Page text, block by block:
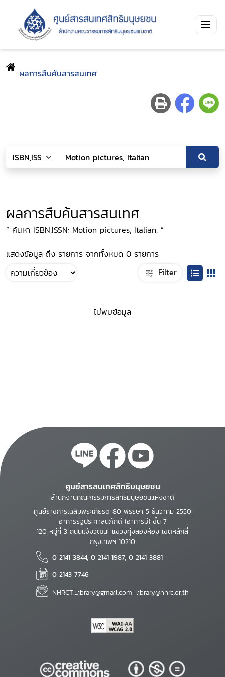
ผลการสืบค้นสารสนเทศ
ผลการสืบค้นสารสนเทศ
“ ค้นหา ISBN,ISSN: Motion pictures, Italian, ”
แสดงข้อมูล ถึง รายการ จากทั้งหมด 0 รายการ
Filter
ไม่พบข้อมูล
ศูนย์สารสนเทศสิทธิมนุษยชน
สำนักงานคณะกรรมการสิทธิมนุษยชนแห่งชาติ
ศูนย์ราชการเฉลิมพระเกียรติ 80 พรรษา 5 ธันวาคม 2550
อาคารรัฐประศาสนภักดี (อาคารบี) ชั้น 7
120 หมู่ที่ 3 ถนนแจ้งวัฒนะ แขวงทุ่งสองห้อง เขตหลักสี่
กรุงเทพฯ 10210
0 2141 3844, 0 2141 1987, 0 2141 3881
0 2143 7746
NHRCT.Library@gmail.com; library@nhrc.or.th